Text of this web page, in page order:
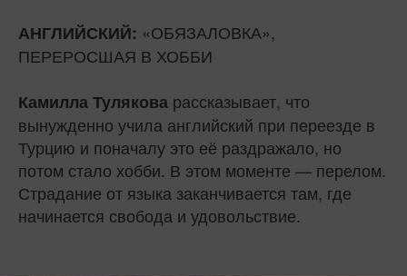
АНГЛИЙСКИЙ: «ОБЯЗАЛОВКА»,
ПЕРЕРОСШАЯ В ХОББИ
Камилла Тулякова рассказывает, что
вынужденно учила английский при переезде в
Турцию и поначалу это её раздражало, но
потом стало хобби. В этом моменте — перелом.
Страдание от языка заканчивается там, где
начинается свобода и удовольствие.